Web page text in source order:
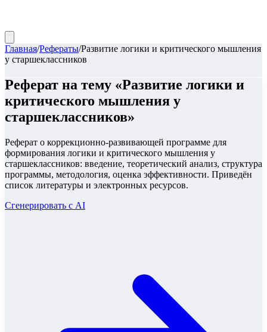
Главная/Рефераты/Развитие логики и критического мышления
у старшеклассников
Реферат на тему «Развитие логики и
критического мышления у
старшеклассников»
Реферат о коррекционно-развивающей программе для
формирования логики и критического мышления у
старшеклассников: введение, теоретический анализ, структура
программы, методология, оценка эффективности. Приведён
список литературы и электронных ресурсов.
Сгенерировать с AI